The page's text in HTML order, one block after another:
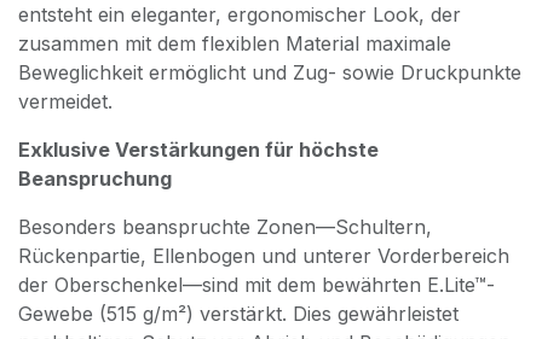
entsteht ein eleganter, ergonomischer Look, der
zusammen mit dem flexiblen Material maximale
Beweglichkeit ermöglicht und Zug- sowie Druckpunkte
vermeidet.
Exklusive Verstärkungen für höchste
Beanspruchung
Besonders beanspruchte Zonen—Schultern,
Rückenpartie, Ellenbogen und unterer Vorderbereich
der Oberschenkel—sind mit dem bewährten E.Lite™-
Gewebe (515 g/m²) verstärkt. Dies gewährleistet